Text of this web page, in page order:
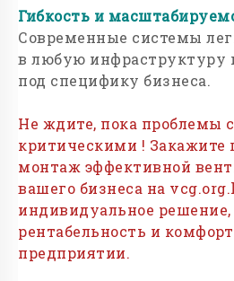
Гибкость и
Современные системы
в любую инфраструктуру
под специфику бизнеса.
Не ждите, пока проблемы
критическими ! Закажите
монтаж эффективной
вашего бизнеса на
индивидуальное решение,
рентабельность и
предприятии.